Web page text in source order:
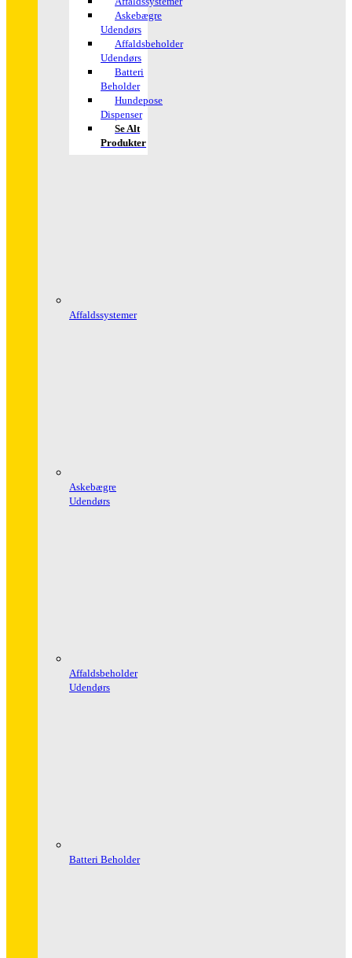
Askebægre
Udendørs
Affaldsbeholder
Udendørs
Batteri
Beholder
Hundepose
Dispenser
Se Alt
Produkter
Affaldssystemer
Askebægre
Udendørs
Affaldsbeholder
Udendørs
Batteri Beholder